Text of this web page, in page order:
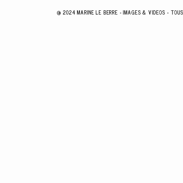
@ 2024 MARINE LE BERRE - IMAGES & VIDEOS -